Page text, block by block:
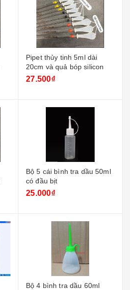
Pipet thủy tinh 5ml dài
20cm và quả bóp silicon
27.500₫
Bộ 5 cái bình tra dầu 50ml
có đầu bịt
25.000₫
Bộ 4 bình tra dầu 60ml